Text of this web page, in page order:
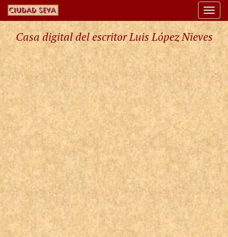
Casa digital del escritor Luis López Nieves